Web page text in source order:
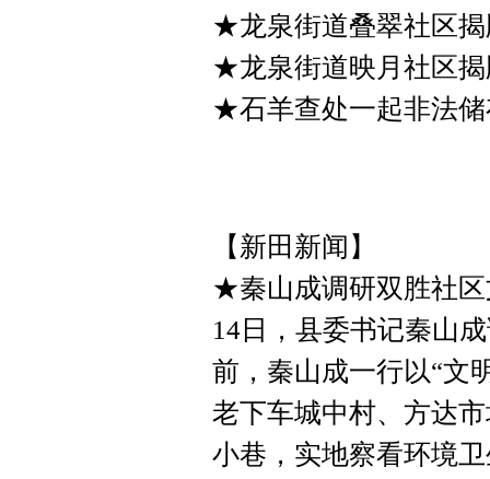
★龙泉街道叠翠社区揭
★龙泉街道映月社区揭
★石羊查处一起非法
【新田新闻】
★秦山成调研双胜社
14日，县委书记秦山
前，秦山成一行以“文
老下车城中村、方达
小巷，实地察看环境